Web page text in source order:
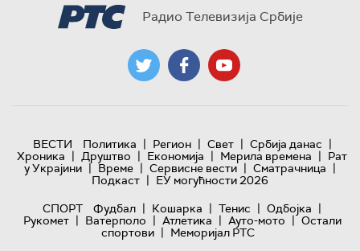
Радио Телевизија Србије
ВЕСТИ Политика | Регион | Свет | Србија данас |
Хроника | Друштво | Економија | Мерила времена | Рат
у Украјини | Време | Сервисне вести | Сматрачница |
Подкаст | ЕУ могућности 2026
СПОРТ
Фудбал | Кошарка | Тенис | Одбојка |
Рукомет | Ватерполо | Атлетика | Ауто-мото | Остали
спортови | Меморијал РТС